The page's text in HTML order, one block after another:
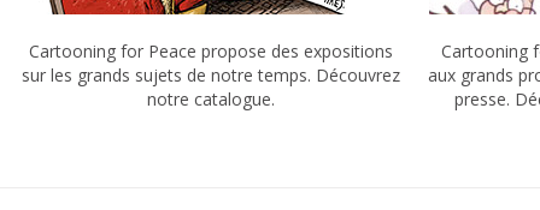
Cartooning for Peace propose des expositions
sur les grands sujets de notre temps. Découvrez
notre catalogue.
Cartooning
aux grands
presse.